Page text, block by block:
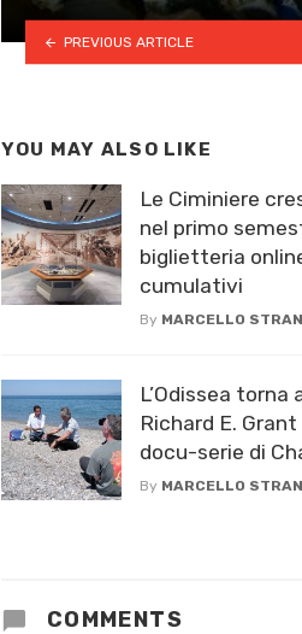
PREVIOUS ARTICLE
YOU MAY ALSO LIKE
Le Ciminiere
nel primo
biglietteria
cumulativi
By MARCELLO
L’Odissea
Richard E.
docu-serie di
By MARCELLO
COMMENTS